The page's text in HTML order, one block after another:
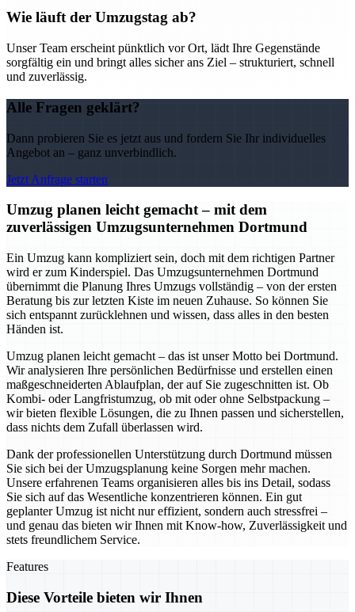
Wie läuft der Umzugstag ab?
Unser Team erscheint pünktlich vor Ort, lädt Ihre Gegenstände
sorgfältig ein und bringt alles sicher ans Ziel – strukturiert, schnell
und zuverlässig.
Alle Fragen geklärt?
Dann probieren Sie es jetzt aus und fordern Sie Ihr individuelles
Angebot an – ganz unverbindlich.
Jetzt Anfrage starten
Umzug planen leicht gemacht – mit dem
zuverlässigen Umzugsunternehmen Dortmund
Ein Umzug kann kompliziert sein, doch mit dem richtigen Partner
wird er zum Kinderspiel. Das Umzugsunternehmen Dortmund
übernimmt die Planung Ihres Umzugs vollständig – von der ersten
Beratung bis zur letzten Kiste im neuen Zuhause. So können Sie
sich entspannt zurücklehnen und wissen, dass alles in den besten
Händen ist.
Umzug planen leicht gemacht – das ist unser Motto bei Dortmund.
Wir analysieren Ihre persönlichen Bedürfnisse und erstellen einen
maßgeschneiderten Ablaufplan, der auf Sie zugeschnitten ist. Ob
Kombi- oder Langfristumzug, ob mit oder ohne Selbstpackung –
wir bieten flexible Lösungen, die zu Ihnen passen und sicherstellen,
dass nichts dem Zufall überlassen wird.
Dank der professionellen Unterstützung durch Dortmund müssen
Sie sich bei der Umzugsplanung keine Sorgen mehr machen.
Unsere erfahrenen Teams organisieren alles bis ins Detail, sodass
Sie sich auf das Wesentliche konzentrieren können. Ein gut
geplanter Umzug ist nicht nur effizient, sondern auch stressfrei –
und genau das bieten wir Ihnen mit Know-how, Zuverlässigkeit und
stets freundlichem Service.
Features
Diese Vorteile bieten wir Ihnen